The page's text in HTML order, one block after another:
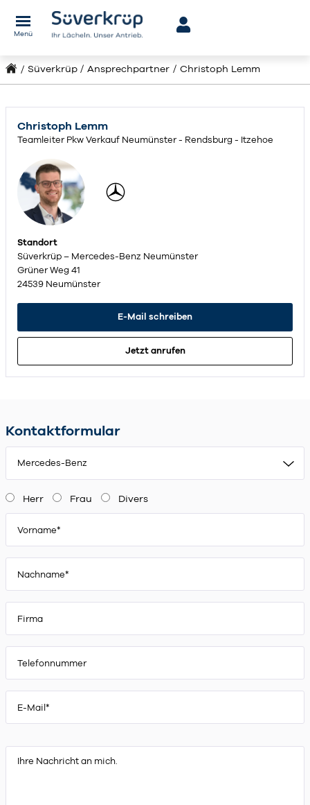
Menü
Süverkrüp Ansprechpartner Christoph Lemm
Christoph Lemm
Teamleiter Pkw Verkauf Neumünster - Rendsburg - Itzehoe
Standort
Süverkrüp – Mercedes-Benz Neumünster
Grüner Weg 41
24539 Neumünster
E-Mail schreiben
Jetzt anrufen
Kontaktformular
Mercedes-Benz
Herr Frau Divers